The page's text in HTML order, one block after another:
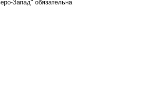
Запад" обязательна